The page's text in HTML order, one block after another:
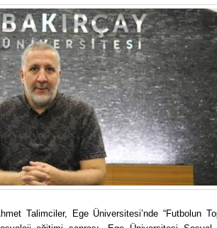
Talimciler, Ege Üniversitesi’nde “Futbolun